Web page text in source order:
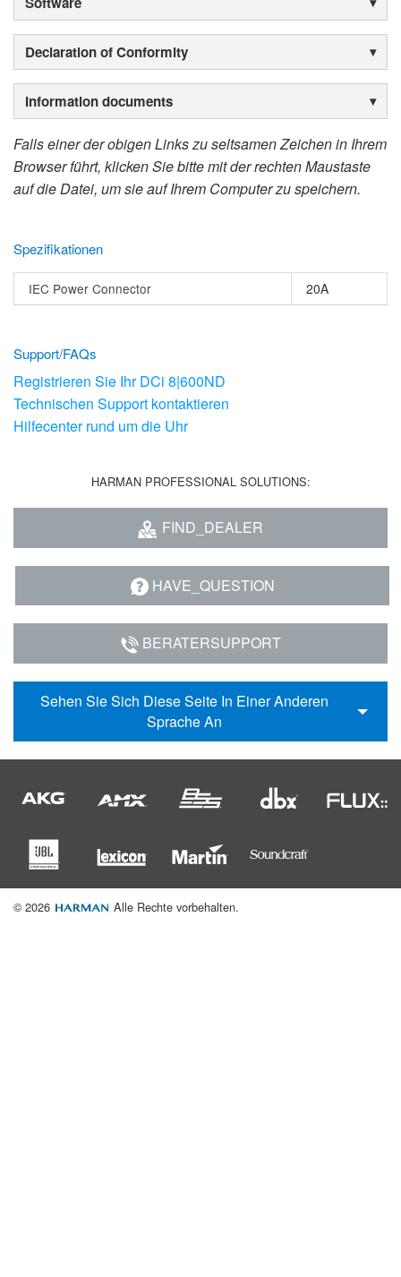
Declaration of Conformity
Information documents
Falls einer der obigen Links zu seltsamen Zeichen in Ihrem
Browser führt, klicken Sie bitte mit der rechten Maustaste
auf die Datei, um sie auf Ihrem Computer zu speichern.
Spezifikationen
IEC Power Connector 20A
Support/FAQs
Registrieren Sie Ihr DCi 8|600ND
Technischen Support kontaktieren
Hilfecenter rund um die Uhr
HARMAN PROFESSIONAL SOLUTIONS:
FIND_DEALER
HAVE_QUESTION
BERATERSUPPORT
Sehen Sie Sich Diese Seite In Einer Anderen
Sprache An
© 2026 Alle Rechte vorbehalten.